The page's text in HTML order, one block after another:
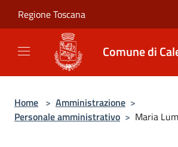
Regione Toscana
Comune di
Home > Amministrazione >
Personale amministrativo > Maria